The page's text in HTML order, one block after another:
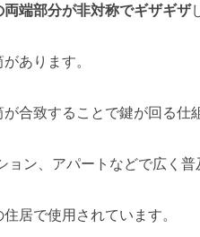
両端部分が非対称でギザギザ
あります。
合致することで鍵が回る仕
ン、アパートなどで広く普
居で使用されています。